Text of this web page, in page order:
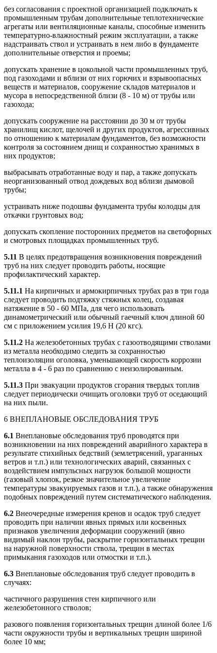
без согласования с проектной организацией подключать к
промышленным трубам дополнительные теплотехнические
агрегаты или вентиляционные каналы, способные изменить
температурно-влажностный режим эксплуатации, а также
надстраивать ствол и устраивать в нем либо в фундаменте
дополнительные отверстия и проемы;
допускать хранение в цокольной части промышленных труб,
под газоходами и вблизи от них горючих и взрывоопасных
веществ и материалов, сооружение складов материалов и
мусора в непосредственной близи (8 - 10 м) от трубы или
газохода;
допускать сооружение на расстоянии до 30 м от трубы
хранилищ кислот, щелочей и других продуктов, агрессивных
по отношению к материалам фундаментов, без возможности
контроля за состоянием днищ и сохранностью хранимых в
них продуктов;
выбрасывать отработанные воду и пар, а также допускать
неорганизованный отвод дождевых вод вблизи дымовой
трубы;
устраивать ниже подошвы фундамента трубы колодцы для
откачки грунтовых вод;
допускать скопление посторонних предметов на светофорных
и смотровых площадках промышленных труб.
5.11 В целях предотвращения возникновения повреждений
труб на них следует проводить работы, носящие
профилактический характер.
5.11.1 На кирпичных и армокирпичных трубах раз в три года
следует проводить подтяжку стяжных колец, создавая
натяжение в 50 - 60 МПа, для чего использовать
динамометрический или обычный гаечный ключ длиной 60
см с приложением усилия 19,6 Н (20 кгс).
5.11.2 На железобетонных трубах с газоотводящими стволами
из металла необходимо следить за сохранностью
теплоизоляции оголовка, уменьшающей скорость коррозии
металла в 4 - 6 раз по сравнению с неизолированным.
5.11.3 При эвакуации продуктов сгорания твердых топлив
следует периодически очищать оголовки труб от оседающий
на них пыли.
6 ВНЕПЛАНОВЫЕ ОБСЛЕДОВАНИЯ ТРУБ
6.1 Внеплановые обследования труб проводятся при
возникновении на них повреждений аварийного характера в
результате стихийных бедствий (землетрясений, ураганных
ветров и т.п.) или технологических аварий, связанных с
воздействием импульсных нагрузок большой мощности
(газовый хлопок, резкое значительное увеличение
температуры эвакуируемых газов и т.п.), а также обнаружения
подобных повреждений путем систематического наблюдения.
6.2 Внеочередные измерения кренов и осадок труб следует
проводить при наличии явных прямых или косвенных
признаков увеличения деформации сооружений (явно
видимый наклон трубы, раскрытие горизонтальных трещин
на наружной поверхности ствола, трещин в местах
примыкания газоходов или отмостки и т.п.).
6.3 Внеплановые обследования труб следует проводить в
случаях:
частичного разрушения стен кирпичного или
железобетонного стволов;
разового появления горизонтальных трещин длиной более 1/6
части окружности трубы и вертикальных трещин шириной
более 10 мм;